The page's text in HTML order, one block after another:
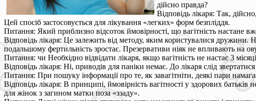
дійсно правда?
Відповідь лікаря: Так,
Цей спосіб застосовується для лікування «легких» форм безпліддя.
Питання: Який приблизно відсоток ймовірності, що вагітність настане
Відповідь лікаря: Це залежить від методу, яким користувалися дружини.
подальшому фертильність зростає. Презервативи ніяк не впливають на
Питання: чи Необхідно відвідати лікаря, якщо вагітність не настає 3
Відповідь лікаря: Ні, приводів для паніки немає. До лікаря слід
Питання: При пошуку інформації про те, як завагітніти, деякі пари
Відповідь лікаря: В принципі, ймовірність вагітності у здорових
для жінок з загином матки поза «ззаду».